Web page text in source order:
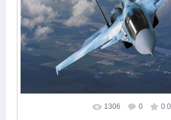
В реальном размере 640x480
1306 0 0.0